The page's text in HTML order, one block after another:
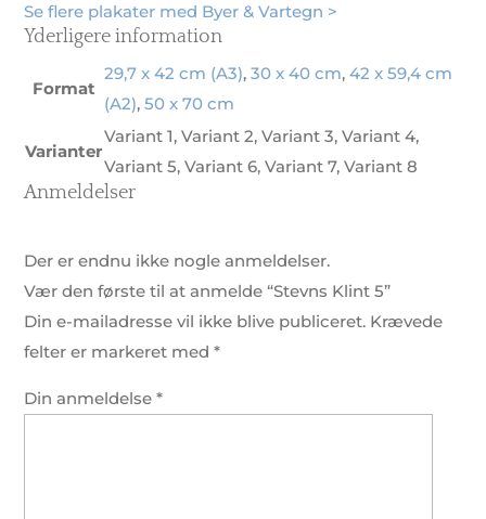
Se flere plakater med Byer & Vartegn >
Yderligere information
Format
29,7 x 42 cm (A3),30 x 40 cm,42 x 59,4 cm
(A2),50 x 70 cm
Varianter
Variant 1, Variant 2, Variant 3, Variant 4,
Variant 5, Variant 6, Variant 7, Variant 8
Anmeldelser
Der er endnu ikke nogle anmeldelser.
Vær den første til at anmelde “Stevns Klint 5”
Din e-mailadresse vil ikke blive publiceret. Krævede
felter er markeret med*
Din anmeldelse*